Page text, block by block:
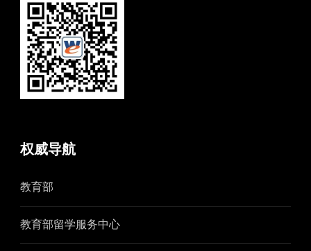
权威导航
教育部
教育部留学服务中心